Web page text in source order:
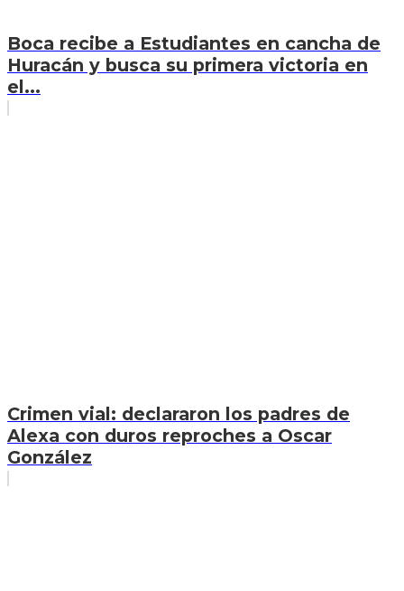
Boca recibe a Estudiantes en cancha de
Huracán y busca su primera victoria en
el...
Crimen vial: declararon los padres de
Alexa con duros reproches a Oscar
González